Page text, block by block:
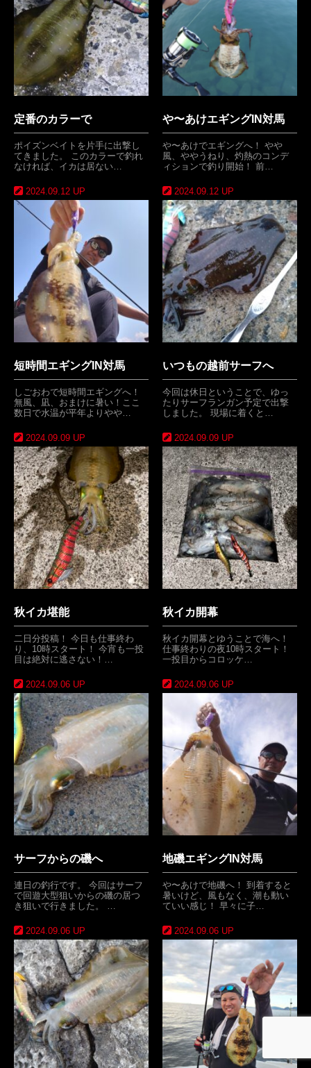
定番のカラーで
ポイズンベイトを片手に出撃し
てきました。 このカラーで釣れ
なければ、イカは居ない…
や〜あけエギングIN対馬
や〜あけでエギングへ！ やや
風、ややうねり、灼熱のコンデ
ィションで釣り開始！ 前…
2024.09.12 UP
短時間エギングIN対馬
しごおわで短時間エギングへ！
無風、凪、おまけに暑い！ここ
数日で水温が平年よりやや…
2024.09.12 UP
いつもの越前サーフへ
今回は休日ということで、ゆっ
たりサーフランガン予定で出撃
しました。 現場に着くと…
2024.09.09 UP
秋イカ堪能
二日分投稿！ 今日も仕事終わ
り、10時スタート！ 今宵も一投
目は絶対に逃さない！…
2024.09.09 UP
秋イカ開幕
秋イカ開幕とゆうことで海へ！
仕事終わりの夜10時スタート！
一投目からコロッケ…
2024.09.06 UP
サーフからの磯へ
連日の釣行です。 今回はサーフ
で回遊大型狙いからの磯の居つ
き狙いで行きました。 …
2024.09.06 UP
地磯エギングIN対馬
や〜あけで地磯へ！ 到着すると
暑いけど、風もなく、潮も動い
ていい感じ！ 早々に子…
2024.09.06 UP 2024.09.06 UP